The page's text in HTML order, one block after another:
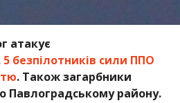
атакує
5 безпілотників сили ППО
. Також загарбники
Павлоградському району.